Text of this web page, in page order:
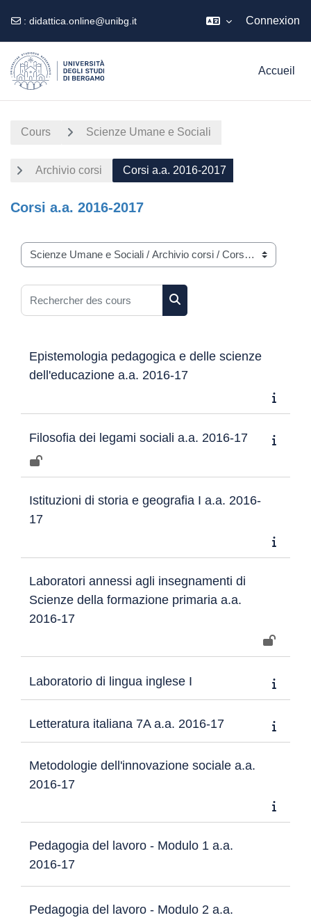
: didattica.online@unibg.it Connexion
Accueil
Cours Scienze Umane e Sociali
Archivio corsi Corsi a.a. 2016-2017
Corsi a.a. 2016-2017
Catégories de cours
Rechercher des cours
Rechercher des cours
Epistemologia pedagogica e delle scienze
dell'educazione a.a. 2016-17
Filosofia dei legami sociali a.a. 2016-17
Istituzioni di storia e geografia I a.a. 2016-
17
Laboratori annessi agli insegnamenti di
Scienze della formazione primaria a.a.
2016-17
Laboratorio di lingua inglese I
Letteratura italiana 7A a.a. 2016-17
Metodologie dell'innovazione sociale a.a.
2016-17
Pedagogia del lavoro - Modulo 1 a.a.
2016-17
Pedagogia del lavoro - Modulo 2 a.a.